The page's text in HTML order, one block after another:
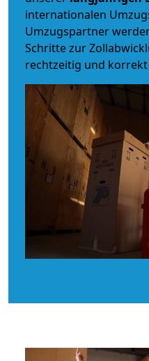
internationalen
Umzugspartner
Schritte zur
rechtzeitig und